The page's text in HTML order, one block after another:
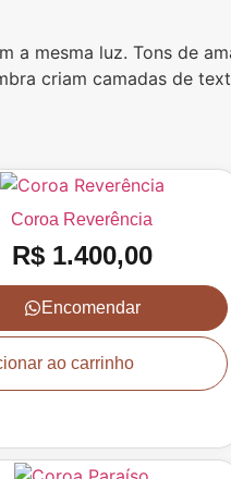
mesma luz. Tons de
criam camadas de
Coroa Reverência
R$1.400,00
Encomendar
ao carrinho